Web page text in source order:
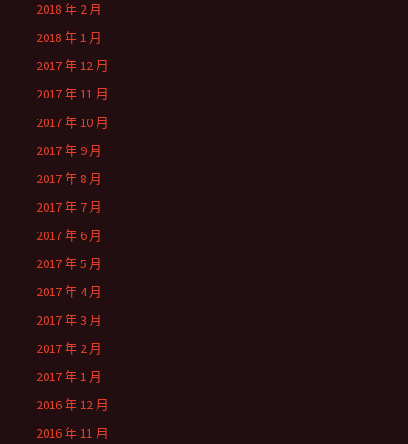
2018 年 2 月
2018 年 1 月
2017 年 12 月
2017 年 11 月
2017 年 10 月
2017 年 9 月
2017 年 8 月
2017 年 7 月
2017 年 6 月
2017 年 5 月
2017 年 4 月
2017 年 3 月
2017 年 2 月
2017 年 1 月
2016 年 12 月
2016 年 11 月